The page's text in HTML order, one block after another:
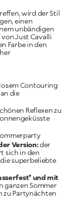
wird der Stil
einen
unbändigen
Just Cavalli
Farbe in den
Contouring
die
Reflexen zu
Version:der
sich in den
superbeliebte
und mit
ganzen Sommer
zu Partynächten